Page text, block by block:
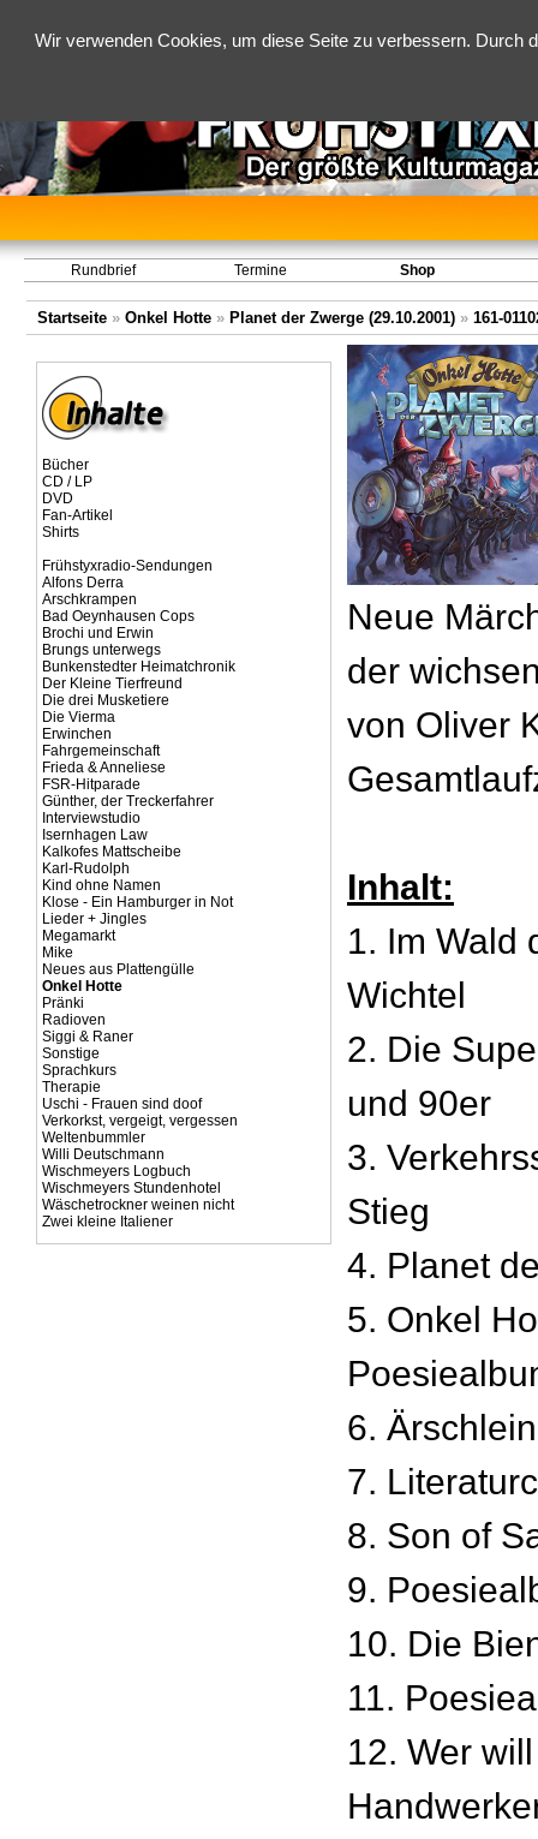
Wir verwenden Cookies, um diese Seite zu verbessern.
Rundbrief Termine Shop
Startseite » Onkel Hotte » Planet der Zwerge (29.10.2001) » 161-
Bücher
CD / LP
DVD
Fan-Artikel
Shirts
Frühstyxradio-Sendungen
Alfons Derra
Arschkrampen
Bad Oeynhausen Cops
Brochi und Erwin
Brungs unterwegs
Bunkenstedter Heimatchronik
Der Kleine Tierfreund
Die drei Musketiere
Die Vierma
Erwinchen
Fahrgemeinschaft
Frieda & Anneliese
FSR-Hitparade
Günther, der Treckerfahrer
Interviewstudio
Isernhagen Law
Kalkofes Mattscheibe
Karl-Rudolph
Kind ohne Namen
Klose - Ein Hamburger in Not
Lieder + Jingles
Megamarkt
Mike
Neues aus Plattengülle
Onkel Hotte
Pränki
Radioven
Siggi & Raner
Sonstige
Sprachkurs
Therapie
Uschi - Frauen sind doof
Verkorkst, vergeigt, vergessen
Weltenbummler
Willi Deutschmann
Wischmeyers Logbuch
Wischmeyers Stundenhotel
Wäschetrockner weinen nicht
Zwei kleine Italiener
Neue
der
von Oliver
Inhalt:
1. Im Wald
Wichtel
2. Die
und 90er
3.
Stieg
4. Planet
5. Onkel
6.
7.
8. Son of
9.
10. Die
11.
12. Wer